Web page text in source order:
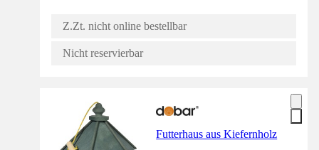
Z.Zt. nicht online bestellbar
Nicht reservierbar
Futterhaus aus Kiefernholz